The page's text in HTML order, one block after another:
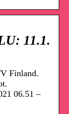
11.1.
Finland.
06.51 –